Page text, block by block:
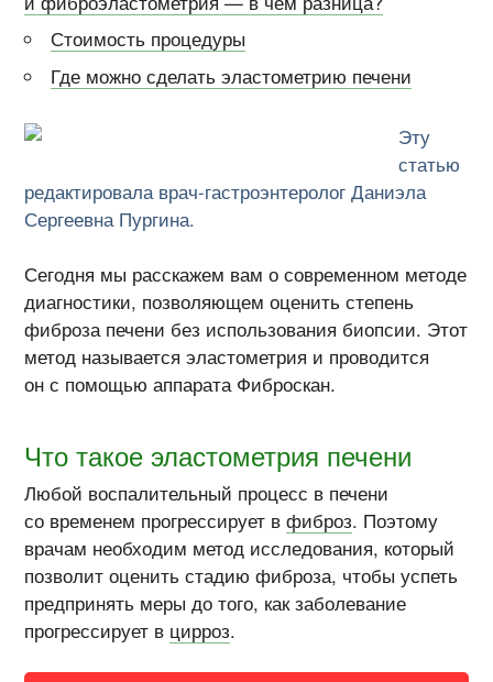
Стоимость процедуры
Где можно сделать эластометрию печени
Эту
статью
редактировала врач-гастроэнтеролог Даниэла
Сергеевна Пургина.
Сегодня мы расскажем вам о современном методе
диагностики, позволяющем оценить степень
фиброза печени без использования биопсии. Этот
метод называется эластометрия и проводится
он с помощью аппарата Фиброскан.
Что такое эластометрия печени
Любой воспалительный процесс в печени
со временем прогрессирует вфиброз. Поэтому
врачам необходим метод исследования, который
позволит оценить стадию фиброза, чтобы успеть
предпринять меры до того, как заболевание
прогрессирует в цирроз.